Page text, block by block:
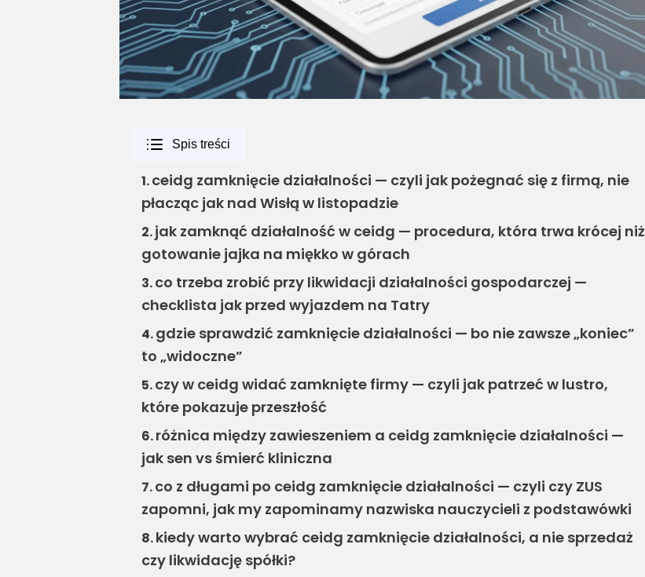
Spis treści
1.ceidg zamknięcie działalności — czyli jak pożegnać się z firmą, nie
płacząc jak nad Wisłą w listopadzie
2.jak zamknąć działalność w ceidg — procedura, która trwa krócej niż
gotowanie jajka na miękko w górach
3.co trzeba zrobić przy likwidacji działalności gospodarczej —
checklista jak przed wyjazdem na Tatry
4.gdzie sprawdzić zamknięcie działalności — bo nie zawsze „koniec”
to „widoczne”
5.czy w ceidg widać zamknięte firmy — czyli jak patrzeć w lustro,
które pokazuje przeszłość
6.różnica między zawieszeniem a ceidg zamknięcie działalności —
jak sen vs śmierć kliniczna
7.co z długami po ceidg zamknięcie działalności — czyli czy ZUS
zapomni, jak my zapominamy nazwiska nauczycieli z podstawówki
8.kiedy warto wybrać ceidg zamknięcie działalności, a nie sprzedaż
czy likwidację spółki?